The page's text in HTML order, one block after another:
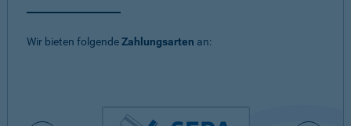
Wir bieten folgendeZahlungsarten an: